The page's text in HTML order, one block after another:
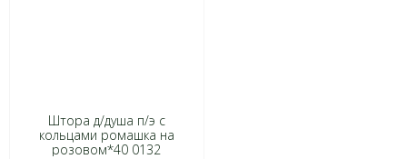
Штора д/душа п/э с
кольцами ромашка на
розовом*40 0132